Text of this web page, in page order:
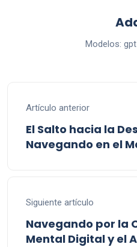
Modelos:
Artículo anterior
El Salto hacia la
Navegando en el
Siguiente artículo
Navegando por la
Mental Digital y el